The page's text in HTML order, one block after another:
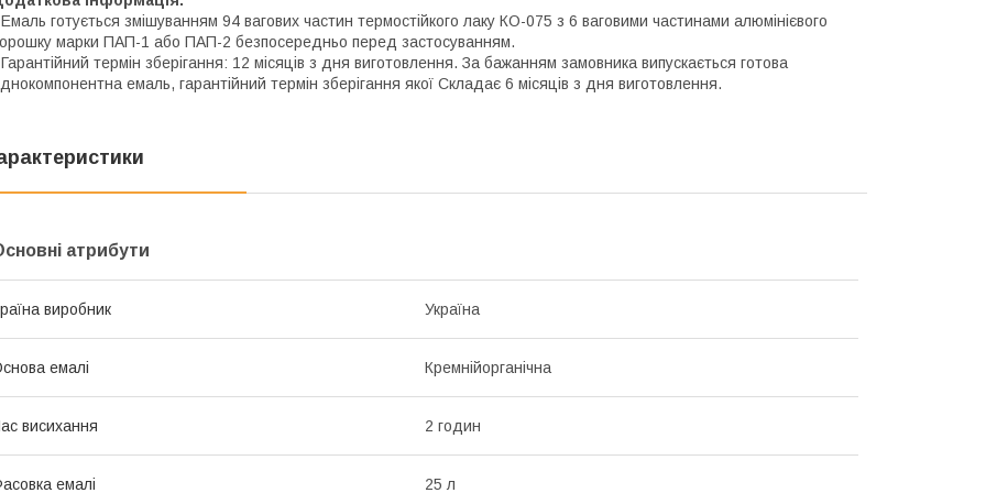
готується змішуванням 94 вагових частин термостійкого лаку КО-075 з 6 ваговими частинами алюмінієвого
марки ПАП-1 або ПАП-2 безпосередньо перед застосуванням.
термін зберігання: 12 місяців з дня виготовлення. За бажанням замовника випускається готова
емаль, гарантійний термін зберігання якої Складає 6 місяців з дня виготовлення.
атрибути
виробник Україна
емалі Кремнійорганічна
висихання 2 годин
емалі 25 л